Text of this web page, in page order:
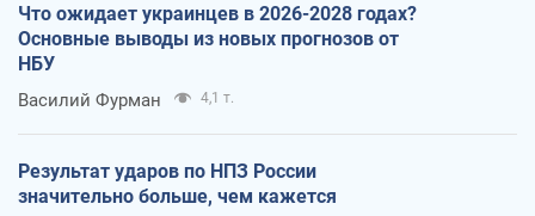
Что ожидает украинцев в 2026-2028 годах?
Основные выводы из новых прогнозов от
НБУ
Василий Фурман 4,1 т.
Результат ударов по НПЗ России
значительно больше, чем кажется